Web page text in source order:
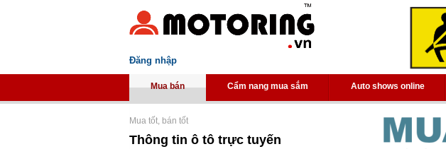
Đăng nhập
Mua bán Cẩm nang mua sắm Auto shows online
Mua tốt, bán tốt
Thông tin ô tô trực tuyến